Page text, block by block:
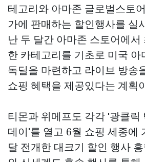
테고리와 아마존 글로벌스토
가에 판매하는 할인행사를 실
난 두 달간 아마존 스토어에서
한 카테고리를 기초로 미국
독딜을 마련하고 라이브 방송
쇼핑 혜택을 제공있다는 계획
티몬과 위메프도 각각 '광클릭
데이'를 열고 6월 쇼핑 세종에
달 전개한 대크기 할인 행사